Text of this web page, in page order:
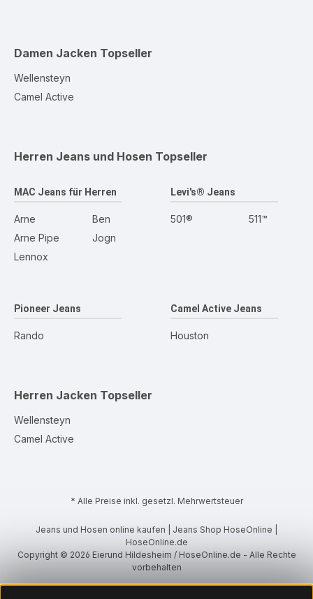
Damen Jacken Topseller
Wellensteyn
Camel Active
Herren Jeans und Hosen Topseller
MAC Jeans für Herren
Arne
Arne Pipe
Lennox
Ben
Jogn
Levi's® Jeans
501® 511™
Pioneer Jeans
Rando
Camel Active Jeans
Houston
Herren Jacken Topseller
Wellensteyn
Camel Active
* Alle Preise inkl. gesetzl. Mehrwertsteuer
Jeans und Hosen online kaufen | Jeans Shop HoseOnline |
HoseOnline.de
Copyright © 2026 Eierund Hildesheim / HoseOnline.de - Alle Rechte
vorbehalten